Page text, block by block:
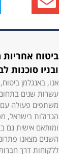
ביטוח
ובניו סוכנות
אנו, באנגלמן
עשרות שנים בתחום
משתפים פעולה עם
הגדולות בישראל,
ומותאם אישית גם
השנים מצאנו
ללקוחות דרך